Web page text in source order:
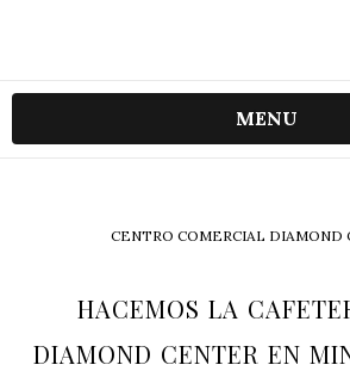
MENU
CENTRO COMERCIAL DIAMOND
HACEMOS LA
DIAMOND CENTER EN